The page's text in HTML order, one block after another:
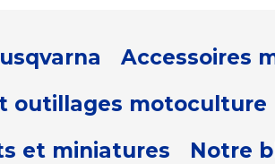
Accessoires
outillages motoculture
et miniatures
Notre